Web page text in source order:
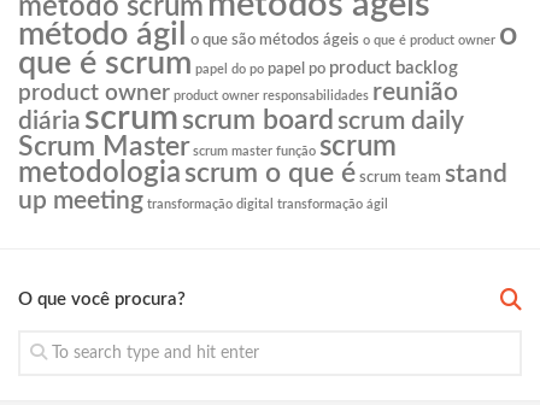
método scrum
método ágil o que são métodos ágeis o que é product owner o
que é scrum papel do po papel po product backlog
product owner product owner responsabilidades reunião
diária scrum scrum board scrum daily
Scrum Master scrum master função scrum
metodologia scrum o que é scrum team stand
up meeting transformação digital transformação ágil
O que você procura?